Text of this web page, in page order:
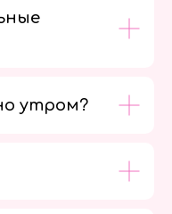
утром?